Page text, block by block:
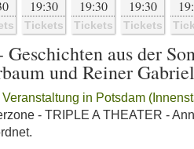
19:30
Tickets
19:30
Tickets
19:30
Tickets
Geschichten aus der
und Reiner Gabriel
Veranstaltung in Potsdam
- TRIPLE A THEATER -